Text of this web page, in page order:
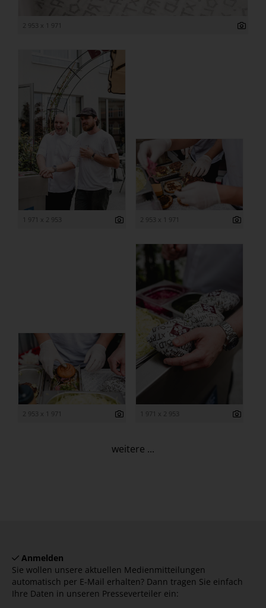
2 953 x 1 971
1 971 x 2 953 2 953 x 1 971
2 953 x 1 971 1 971 x 2 953
weitere ...
Anmelden
Sie wollen unsere aktuellen Medienmitteilungen
automatisch per E-Mail erhalten? Dann tragen Sie einfach
Ihre Daten in unseren Presseverteiler ein: